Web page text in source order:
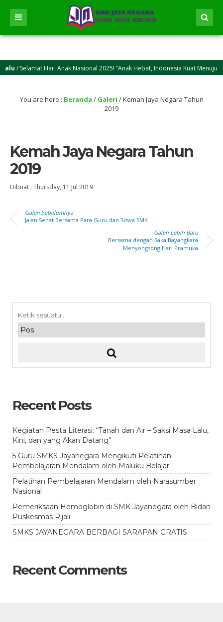
/ Selamat Hari Anak Nasional 2025! “Anak Hebat, Indonesia Kuat Menuju
/ Selamat Idul Adha 2025M/1446 H! Semoga kasih sayang dan keikhlasan
You are here : Beranda / Galeri /Kemah Jaya Negara Tahun
2019
Kemah Jaya Negara Tahun
2019
Dibuat : Thursday, 11 Jul 2019
Galeri Sebelumnya
Jalan Sehat Bersama Para Guru dan Siswa SMK
Galeri Lebih Baru
Bersama dengan Saka Bayangkara
Menyongsong Hari Pramuka
Recent Posts
Kegiatan Pesta Literasi: “Tanah dan Air – Saksi Masa Lalu,
Kini, dan yang Akan Datang”
5 Guru SMKS Jayanegara Mengikuti Pelatihan
Pembelajaran Mendalam oleh Maluku Belajar
Pelatihan Pembelajaran Mendalam oleh Narasumber
Nasional
Pemeriksaan Hemoglobin di SMK Jayanegara oleh Bidan
Puskesmas Rijali
SMKS JAYANEGARA BERBAGI SARAPAN GRATIS
Recent Comments